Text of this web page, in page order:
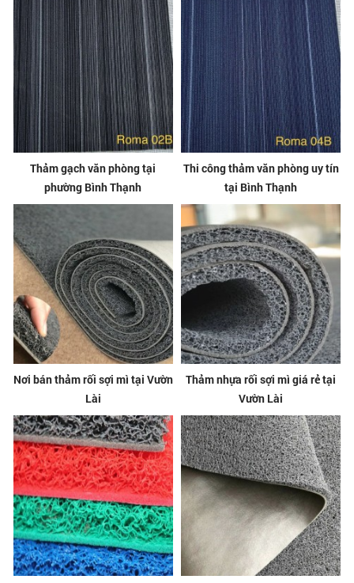
Thảm gạch văn phòng tại
phường Bình Thạnh
Thi công thảm văn phòng uy tín
tại Bình Thạnh
Nơi bán thảm rối sợi mì tại Vườn
Lài
Thảm nhựa rối sợi mì giá rẻ tại
Vườn Lài